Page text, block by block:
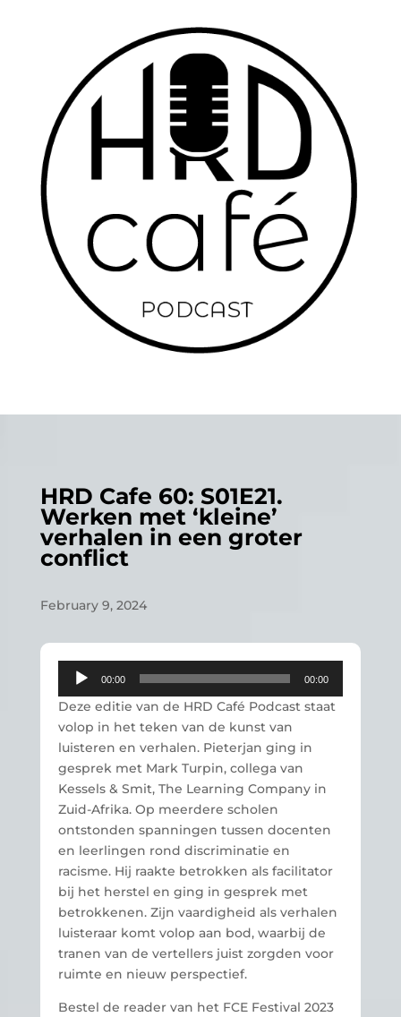
HRD Cafe 60: S01E21.
Werken met ‘kleine’
verhalen in een groter
conflict
February 9, 2024
Audio
00:00 00:00
Deze editie van de HRD Café Podcast staat
volop in het teken van de kunst van
luisteren en verhalen. Pieterjan ging in
gesprek met Mark Turpin, collega van
Kessels & Smit, The Learning Company in
Zuid-Afrika. Op meerdere scholen
ontstonden spanningen tussen docenten
en leerlingen rond discriminatie en
racisme. Hij raakte betrokken als facilitator
bij het herstel en ging in gesprek met
betrokkenen. Zijn vaardigheid als verhalen
luisteraar komt volop aan bod, waarbij de
tranen van de vertellers juist zorgden voor
ruimte en nieuw perspectief.
Bestel de reader van het FCE Festival 2023